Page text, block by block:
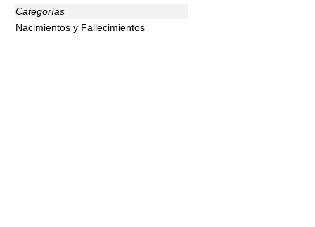
Categorías
Nacimientos y Fallecimientos